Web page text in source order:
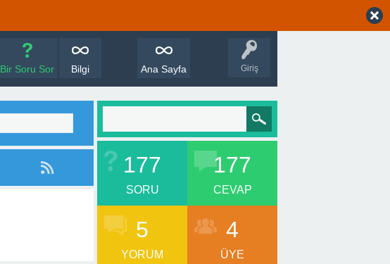
Giriş
Bir Soru Sor Bilgi Ana Sayfa
177
SORU
177
CEVAP
5
YORUM
4
ÜYE